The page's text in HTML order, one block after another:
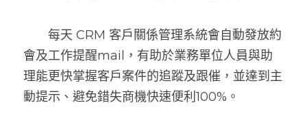
每天 CRM 客戶關係管理系統會自動發放約
會及工作提醒mail，有助於業務單位人員與助
理能更快掌握客戶案件的追蹤及跟催，並達到主
動提示、避免錯失商機快速便利100%。